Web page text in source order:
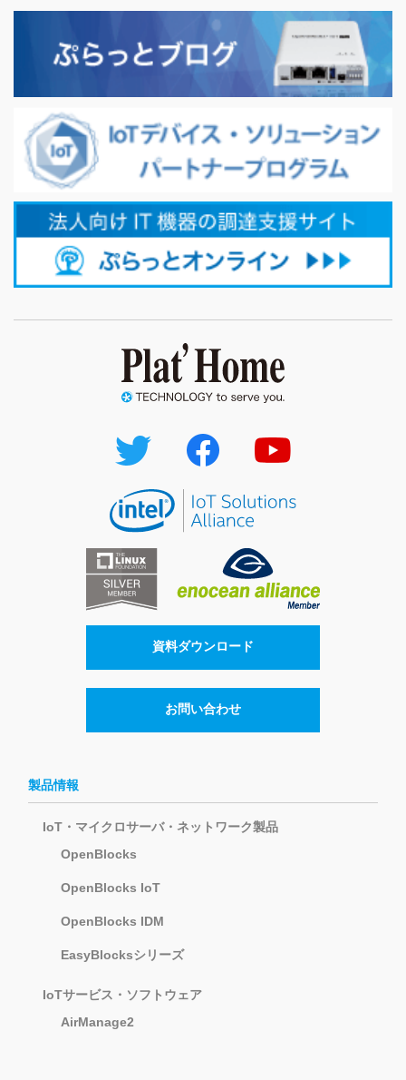
資料ダウンロード
お問い合わせ
製品情報
IoT・マイクロサーバ・ネットワーク製品
OpenBlocks
OpenBlocks IoT
OpenBlocks IDM
EasyBlocksシリーズ
IoTサービス・ソフトウェア
AirManage2